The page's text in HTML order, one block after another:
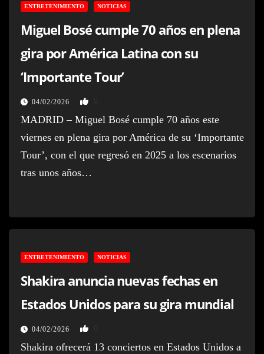
ENTRETENIMIENTO NOTICIAS
Miguel Bosé cumple 70 años en plena
gira por América Latina con su
‘Importante Tour’
04/02/2026
MADRID – Miguel Bosé cumple 70 años este
viernes en plena gira por América de su ‘Importante
Tour’, con el que regresó en 2025 a los escenarios
tras unos años…
ENTRETENIMIENTO NOTICIAS
Shakira anuncia nuevas fechas en
Estados Unidos para su gira mundial
04/02/2026
Shakira ofrecerá 13 conciertos en Estados Unidos a